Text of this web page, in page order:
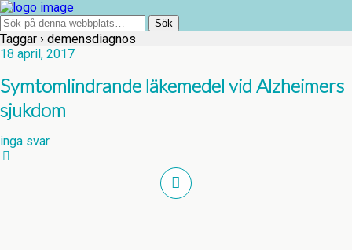
Taggar › demensdiagnos
18 april, 2017
Symtomlindrande läkemedel vid Alzheimers
sjukdom
inga svar